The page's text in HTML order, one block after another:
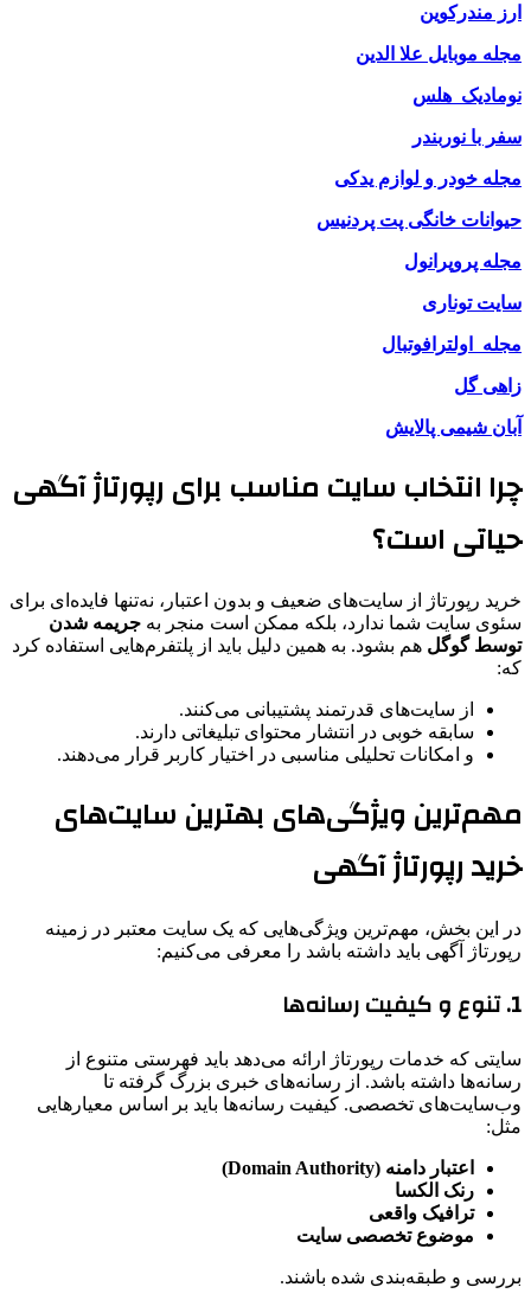
ارز مندرکوین
مجله موبایل علا الدین
نومادیک هلس
سفر با نوربندر
مجله خودر و لوازم یدکی
حیوانات خانگی پت پردنیس
مجله پروپرانول
سایت توناری
مجله اولترافوتبال
زاهی گل
آبان شیمی پالایش
چرا انتخاب سایت مناسب برای رپورتاژ آگهی
حیاتی است؟
خرید رپورتاژ از سایت‌های ضعیف و بدون اعتبار، نه‌تنها فایده‌ای برای
سئوی سایت شما ندارد، بلکه ممکن است منجر به جریمه شدن
توسط گوگل هم بشود. به همین دلیل باید از پلتفرم‌هایی استفاده کرد
که:
از سایت‌های قدرتمند پشتیبانی می‌کنند.
سابقه خوبی در انتشار محتوای تبلیغاتی دارند.
و امکانات تحلیلی مناسبی در اختیار کاربر قرار می‌دهند.
مهم‌ترین ویژگی‌های بهترین سایت‌های
خرید رپورتاژ آگهی
در این بخش، مهم‌ترین ویژگی‌هایی که یک سایت معتبر در زمینه
رپورتاژ آگهی باید داشته باشد را معرفی می‌کنیم:
1. تنوع و کیفیت رسانه‌ها
سایتی که خدمات رپورتاژ ارائه می‌دهد باید فهرستی متنوع از
رسانه‌ها داشته باشد. از رسانه‌های خبری بزرگ گرفته تا
وب‌سایت‌های تخصصی. کیفیت رسانه‌ها باید بر اساس معیارهایی
مثل:
اعتبار دامنه (Domain Authority)
رنک الکسا
ترافیک واقعی
موضوع تخصصی سایت
بررسی و طبقه‌بندی شده باشند.